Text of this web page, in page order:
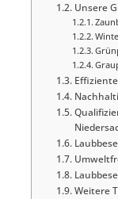
Unsere
Weitere